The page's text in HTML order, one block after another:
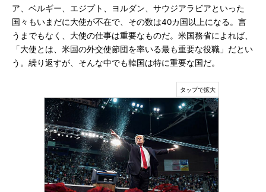
ア、ベルギー、エジプト、ヨルダン、サウジアラビアといった
国々もいまだに大使が不在で、その数は40カ国以上になる。言
うまでもなく、大使の仕事は重要なものだ。米国務省によれば、
「大使とは、米国の外交使節団を率いる最も重要な役職」だとい
う。繰り返すが、そんな中でも韓国は特に重要な国だ。